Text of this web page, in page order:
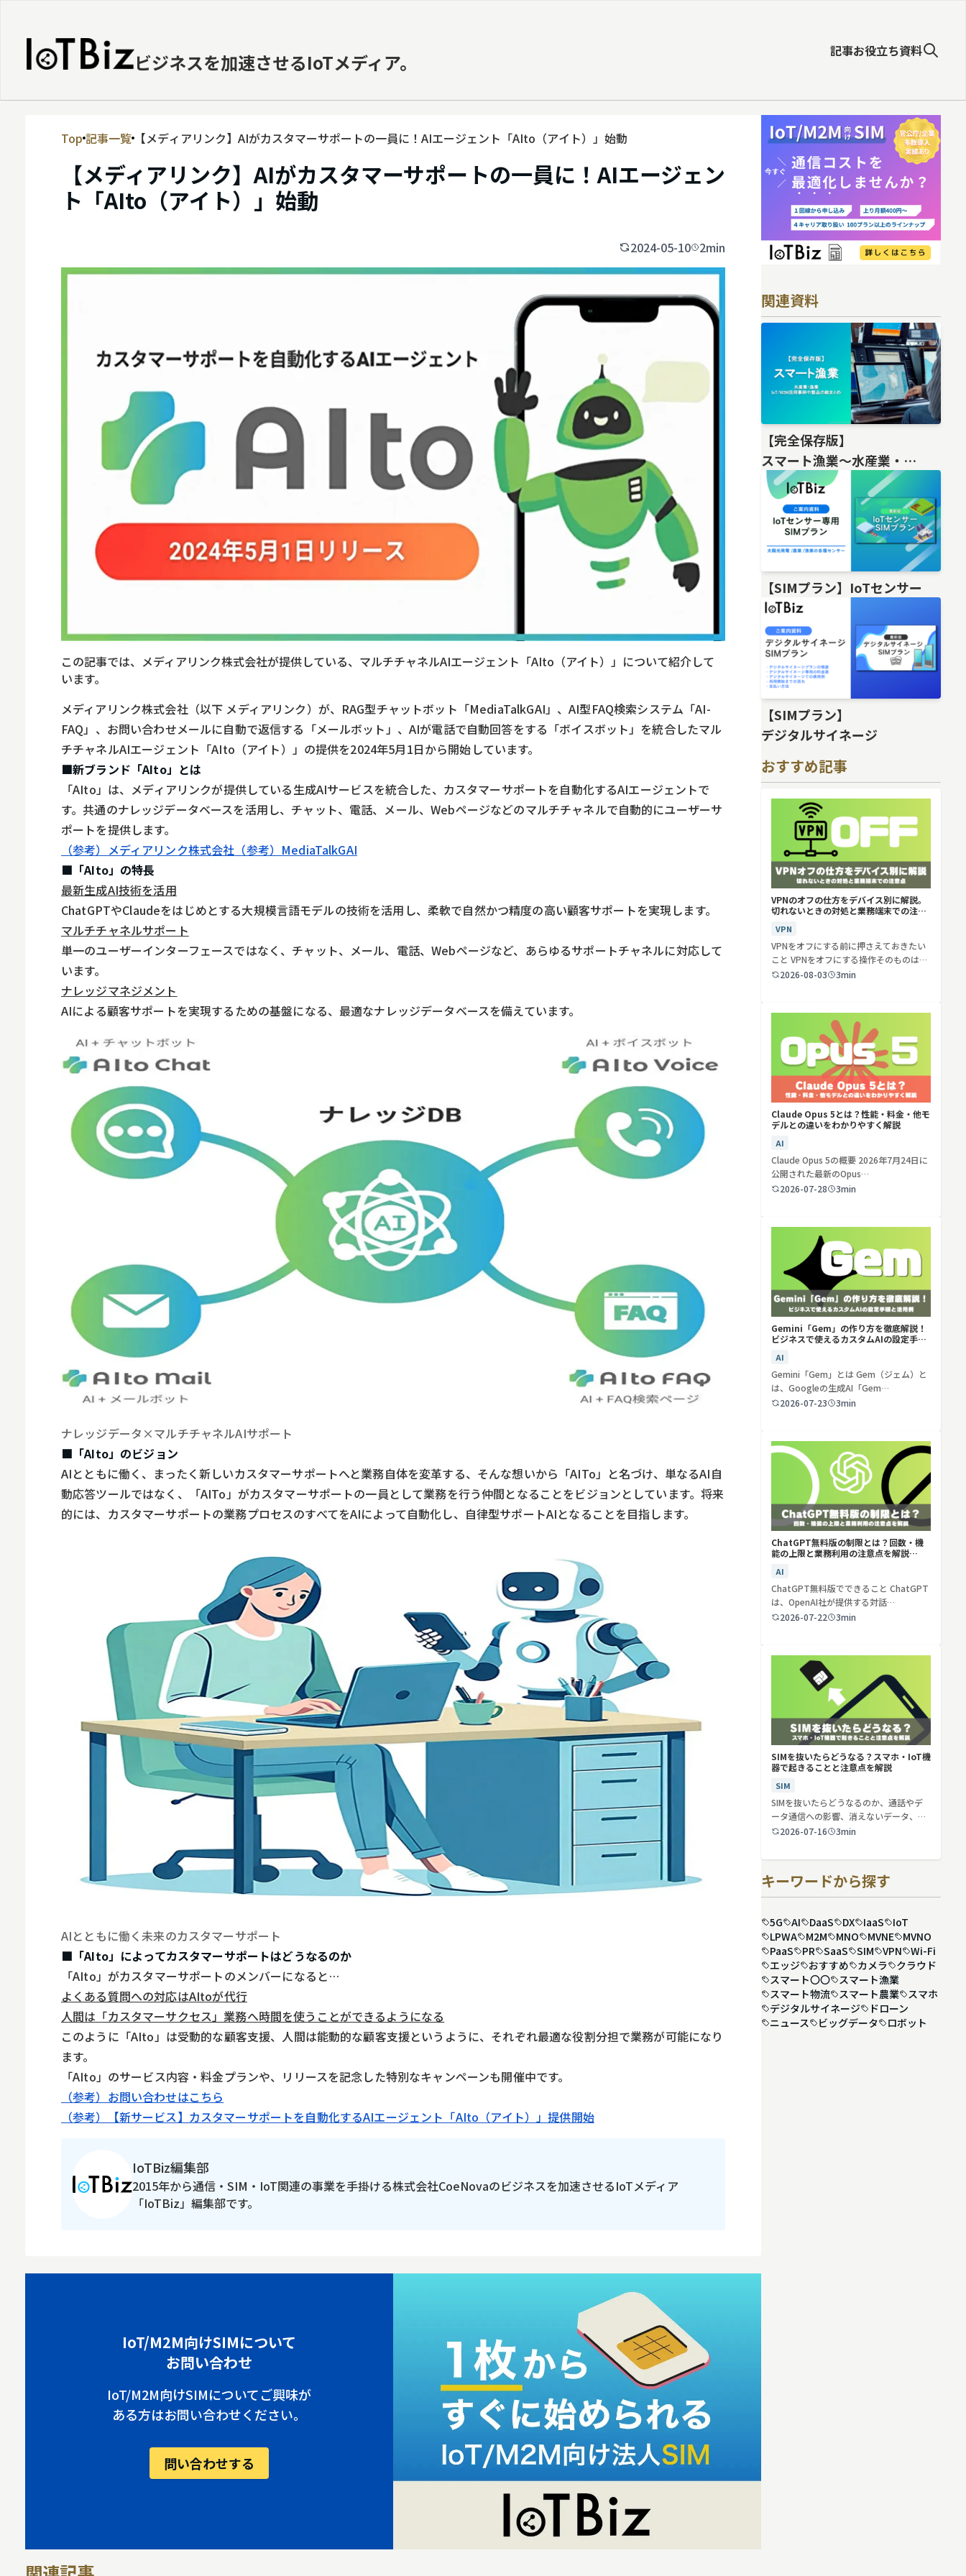
ビジネスを加速させるIoTメディア。 記事お役立ち資料
MVNE
エッジ
LPWA
MVNO
VPN
スマート〇〇
ロボット
IoT
DX
ニュース
デジタルサイネージ
カメラ
Wi-Fi
SIM
Top 記事一覧 【メディアリンク】AIがカスタマーサポートの一員に！AIエージェント「AIto（アイト）」始動
【メディアリンク】AIがカスタマーサポートの一員に！AIエージェン
ト「AIto（アイト）」始動
2024-05-10 2min
この記事では、メディアリンク株式会社が提供している、マルチチャネルAIエージェント「AIto（アイト）」について紹介して
います。
メディアリンク株式会社（以下 メディアリンク）が、RAG型チャットボット「MediaTalkGAI」、AI型FAQ検索システム「AI-
FAQ」、お問い合わせメールに自動で返信する「メールボット」、AIが電話で自動回答をする「ボイスボット」を統合したマル
チチャネルAIエージェント「AIto（アイト）」の提供を2024年5月1日から開始しています。
■新ブランド「AIto」とは
「AIto」は、メディアリンクが提供している生成AIサービスを統合した、カスタマーサポートを自動化するAIエージェントで
す。共通のナレッジデータベースを活用し、チャット、電話、メール、Webページなどのマルチチャネルで自動的にユーザーサ
ポートを提供します。
（参考）メディアリンク株式会社 （参考）MediaTalkGAI
■「AIto」の特長
最新生成AI技術を活用
ChatGPTやClaudeをはじめとする大規模言語モデルの技術を活用し、柔軟で自然かつ精度の高い顧客サポートを実現します。
マルチチャネルサポート
単一のユーザーインターフェースではなく、チャット、メール、電話、Webページなど、あらゆるサポートチャネルに対応して
います。
ナレッジマネジメント
AIによる顧客サポートを実現するための基盤になる、最適なナレッジデータベースを備えています。
ナレッジデータ×マルチチャネルAIサポート
■「AIto」のビジョン
AIとともに働く、まったく新しいカスタマーサポートへと業務自体を変革する、そんな想いから「AITo」と名づけ、単なるAI自
動応答ツールではなく、「AITo」がカスタマーサポートの一員として業務を行う仲間となることをビジョンとしています。将来
的には、カスタマーサポートの業務プロセスのすべてをAIによって自動化し、自律型サポートAIとなることを目指します。
AIとともに働く未来のカスタマーサポート
■「AIto」によってカスタマーサポートはどうなるのか
「AIto」がカスタマーサポートのメンバーになると…
よくある質問への対応はAItoが代行
人間は「カスタマーサクセス」業務へ時間を使うことができるようになる
このように「AIto」は受動的な顧客支援、人間は能動的な顧客支援というように、それぞれ最適な役割分担で業務が可能になり
ます。
「AIto」のサービス内容・料金プランや、リリースを記念した特別なキャンペーンも開催中です。
（参考）お問い合わせはこちら
（参考）【新サービス】カスタマーサポートを自動化するAIエージェント「AIto（アイト）」提供開始
IoTBiz編集部
2015年から通信・SIM・IoT関連の事業を手掛ける株式会社CoeNovaのビジネスを加速させるIoTメディア
「IoTBiz」編集部です。
IoT/M2M向けSIMについて
お問い合わせ
IoT/M2M向けSIMについてご興味が
ある方はお問い合わせください。
問い合わせする
関連資料
【完全保存版】
スマート漁業〜水産業・
漁業IoT/M2M活用事例や製品の総
【SIMプラン】IoTセンサー
【SIMプラン】
デジタルサイネージ
おすすめ記事
VPNのオフの仕方をデバイス別に解説。
切れないときの対処と業務端末での注意
VPN
VPNをオフにする前に押さえておきたい
こと VPNをオフにする操作そのものは、
ど…2026-08-03 3min
Claude Opus 5とは？性能・料金・他モ
デルとの違いをわかりやすく解説
AI
Claude Opus 5の概要 2026年7月24日に
公開された最新のOpus…
2026-07-28
3min
Gemini「Gem」の作り方を徹底解説！
ビジネスで使えるカスタムAIの設定手順
AI
Gemini「Gem」とは Gem（ジェム）と
は、Googleの生成AI「Gem…
2026-07-23
3min
ChatGPT無料版の制限とは？回数・機
能の上限と業務利用の注意点を解説
AI
ChatGPT無料版でできること ChatGPT
は、OpenAI社が提供する対話…
2026-07-22
3min
SIMを抜いたらどうなる？スマホ・IoT機
器で起きることと注意点を解説
SIM
SIMを抜いたらどうなるのか、通話やデ
ータ通信への影響、消えないデータ、解
約や端…
2026-07-16 3min
キーワードから探す
5G AI DaaS DX IaaS
IoT
LPWA
M2M MNO MVNE
MVNO
PaaS
PR SaaS SIM VPN
Wi-Fi
エッジ
おすすめ カメラ
クラウド
スマート〇〇
スマート漁業
スマート物流
スマート農業
スマホ
デジタルサイネージ
ドローン
ニュース
ビッグデータ ロボット